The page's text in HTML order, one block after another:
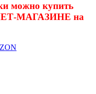
можно купить
МАГАЗИНЕ на